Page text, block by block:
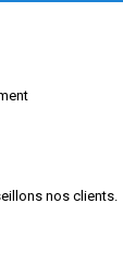
nos clients.